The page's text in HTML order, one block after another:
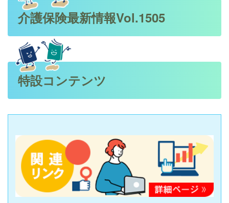
介護保険最新情報Vol.1505
特設コンテンツ